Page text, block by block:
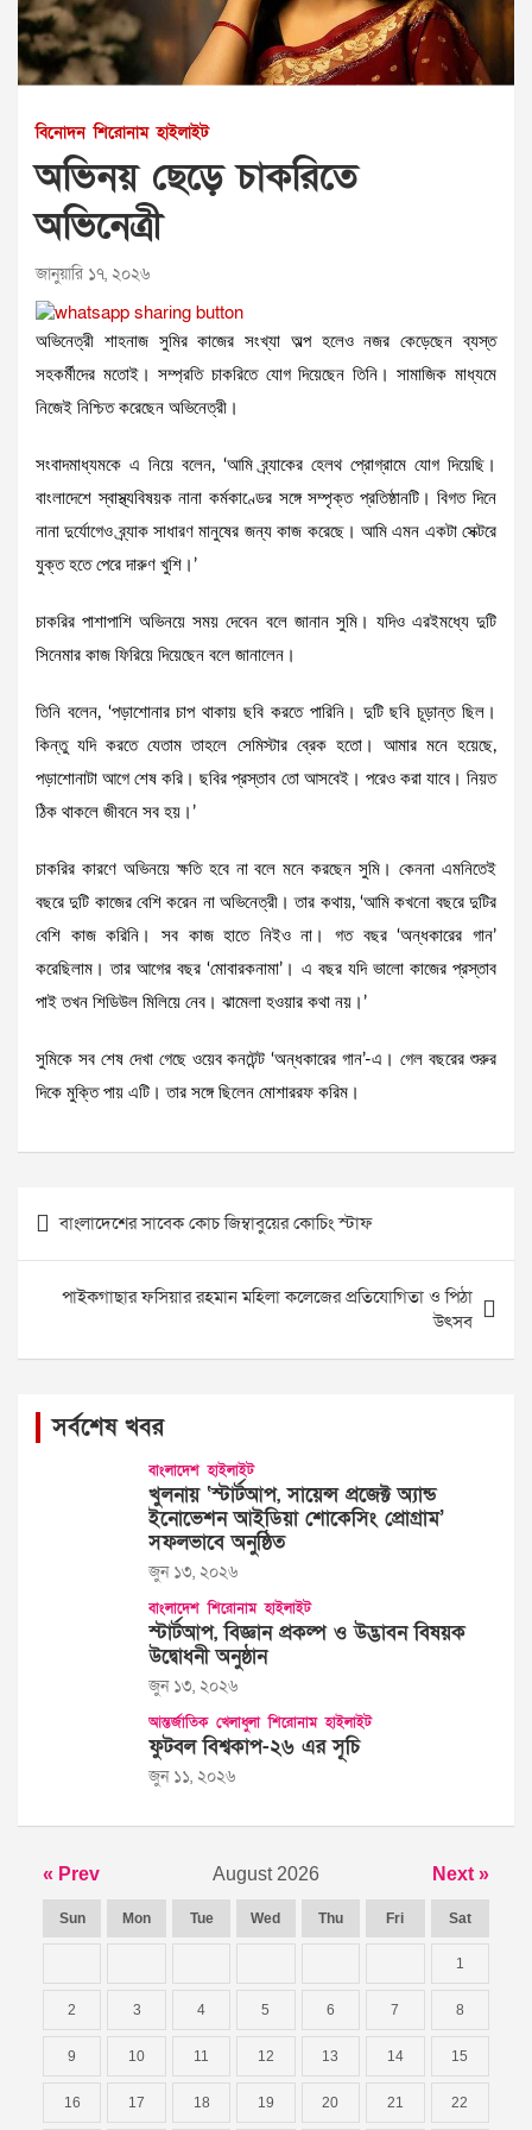
বিনোদন শিরোনাম হাইলাইট
অভিনয় ছেড়ে চাকরিতে
অভিনেত্রী
জানুয়ারি ১৭, ২০২৬
অভিনেত্রী শাহনাজ সুমির কাজের সংখ্যা অল্প হলেও নজর কেড়েছেন ব্যস্ত
সহকর্মীদের মতোই। সম্প্রতি চাকরিতে যোগ দিয়েছেন তিনি। সামাজিক মাধ্যমে
নিজেই নিশ্চিত করেছেন অভিনেত্রী।
সংবাদমাধ্যমকে এ নিয়ে বলেন, ‘আমি ব্র্যাকের হেলথ প্রোগ্রামে যোগ দিয়েছি।
বাংলাদেশে স্বাস্থ্যবিষয়ক নানা কর্মকাণ্ডের সঙ্গে সম্পৃক্ত প্রতিষ্ঠানটি। বিগত দিনে
নানা দুর্যোগেও ব্র্যাক সাধারণ মানুষের জন্য কাজ করেছে। আমি এমন একটা সেক্টরে
যুক্ত হতে পেরে দারুণ খুশি।’
চাকরির পাশাপাশি অভিনয়ে সময় দেবেন বলে জানান সুমি। যদিও এরইমধ্যে দুটি
সিনেমার কাজ ফিরিয়ে দিয়েছেন বলে জানালেন।
তিনি বলেন, ‘পড়াশোনার চাপ থাকায় ছবি করতে পারিনি। দুটি ছবি চূড়ান্ত ছিল।
কিন্তু যদি করতে যেতাম তাহলে সেমিস্টার ব্রেক হতো। আমার মনে হয়েছে,
পড়াশোনাটা আগে শেষ করি। ছবির প্রস্তাব তো আসবেই। পরেও করা যাবে। নিয়ত
ঠিক থাকলে জীবনে সব হয়।’
চাকরির কারণে অভিনয়ে ক্ষতি হবে না বলে মনে করছেন সুমি। কেননা এমনিতেই
বছরে দুটি কাজের বেশি করেন না অভিনেত্রী। তার কথায়, ‘আমি কখনো বছরে দুটির
বেশি কাজ করিনি। সব কাজ হাতে নিইও না। গত বছর ‘অন্ধকারের গান’
করেছিলাম। তার আগের বছর ‘মোবারকনামা’। এ বছর যদি ভালো কাজের প্রস্তাব
পাই তখন শিডিউল মিলিয়ে নেব। ঝামেলা হওয়ার কথা নয়।’
সুমিকে সব শেষ দেখা গেছে ওয়েব কনটেন্ট ‘অন্ধকারের গান’-এ। গেল বছরের শুরুর
দিকে মুক্তি পায় এটি। তার সঙ্গে ছিলেন মোশাররফ করিম।
Post
navigation
বাংলাদেশের সাবেক কোচ জিম্বাবুয়ের কোচিং স্টাফ
পাইকগাছার ফসিয়ার রহমান মহিলা কলেজের প্রতিযোগিতা ও পিঠা
উৎসব
সর্বশেষ খবর
বাংলাদেশ হাইলাইট
খুলনায় ‘স্টার্টআপ, সায়েন্স প্রজেক্ট অ্যান্ড
ইনোভেশন আইডিয়া শোকেসিং প্রোগ্রাম’
সফলভাবে অনুষ্ঠিত
জুন ১৩, ২০২৬
বাংলাদেশ শিরোনাম হাইলাইট
স্টার্টআপ, বিজ্ঞান প্রকল্প ও উদ্ভাবন বিষয়ক
উদ্বোধনী অনুষ্ঠান
জুন ১৩, ২০২৬
আন্তর্জাতিক খেলাধুলা শিরোনাম হাইলাইট
ফুটবল বিশ্বকাপ-২৬ এর সূচি
জুন ১১, ২০২৬
« Prev August 2026 Next »
Sun Mon Tue Wed Thu Fri Sat
1
2 3 4 5 6 7 8
9 10 11 12 13 14 15
16 17 18 19 20 21 22